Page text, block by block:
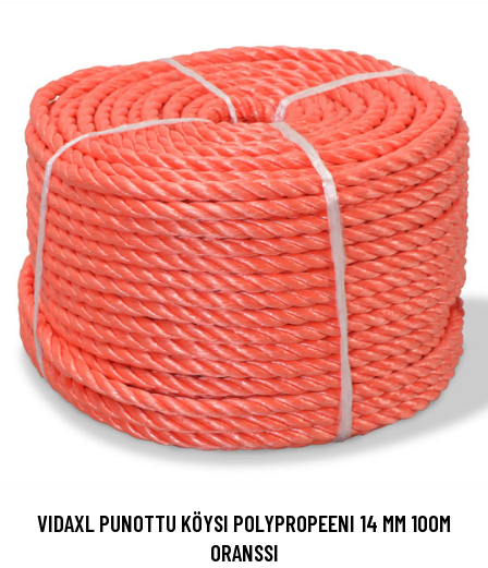
VIDAXL PUNOTTU KÖYSI POLYPROPEENI 14 MM 100M
ORANSSI